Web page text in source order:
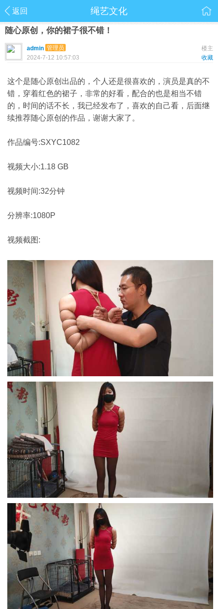
返回 绳艺文化
随心原创，你的裙子很不错！
楼主
admin 管理员
收藏
2024-7-12 10:57:03
这个是随心原创出品的，个人还是很喜欢的，演员是真的不
错，穿着红色的裙子，非常的好看，配合的也是相当不错
的，时间的话不长，我已经发布了，喜欢的自己看，后面继
续推荐随心原创的作品，谢谢大家了。
作品编号:SXYC1082
视频大小:1.18 GB
视频时间:32分钟
分辨率:1080P
视频截图: